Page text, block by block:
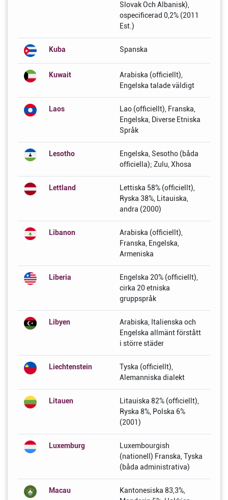
Slovak Och Albanisk),
ospecificerad 0,2% (2011
Est.)
Kuba Spanska
Kuwait
Arabiska (officiellt),
Engelska talade väldigt
Laos
Lao (officiellt), Franska,
Engelska, Diverse Etniska
Språk
Lesotho
Engelska, Sesotho (båda
officiella); Zulu, Xhosa
Lettland
Lettiska 58% (officiellt),
Ryska 38%, Litauiska,
andra (2000)
Libanon
Arabiska (officiellt),
Franska, Engelska,
Armeniska
Liberia
Engelska 20% (officiellt),
cirka 20 etniska
gruppspråk
Libyen
Arabiska, Italienska och
Engelska allmänt förstått
i större städer
Liechtenstein
Tyska (officiellt),
Alemanniska dialekt
Litauen
Litauiska 82% (officiellt),
Ryska 8%, Polska 6%
(2001)
Luxemburg
Luxembourgish
(nationell) Franska, Tyska
(båda administrativa)
Macau
Kantonesiska 83,3%,